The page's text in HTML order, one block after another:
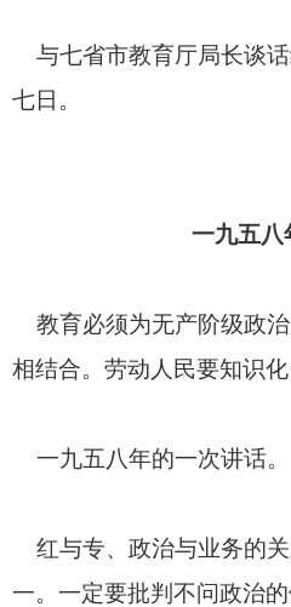
与七省市教育厅局长谈
七日。
一九五
教育必须为无产阶级政
相结合。劳动人民要知识
一九五八年的一次讲
红与专、政治与业务的
一。一定要批判不问政治